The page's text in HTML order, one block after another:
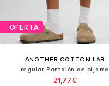
OFERTA
ANOTHER COTTON LAB
regular Pantalón de pijama
21,77€